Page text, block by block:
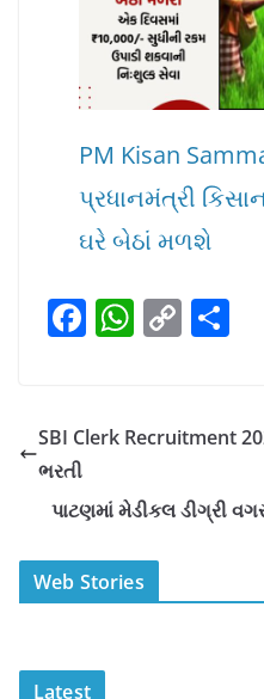
PM Kisan
પ્રધાનમંત્રી
ઘરે બેઠાં મળશે
F
e
o
o
k
W
s
p
p
C
y
n
e
SBI Clerk Recruitment
ભરતી
પાટણમાં મેડીકલ ડીગ્રી
Web Stories
स्वीमिंग पूल में बिकिनी पहन
Mouni Roy ने लगाई
Latest